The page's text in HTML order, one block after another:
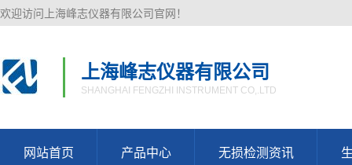
欢迎访问上海峰志仪器有限公司官网！
上海峰志仪器有限公司
SHANGHAI FENGZHI INSTRUMENT CO,.LTD
网站首页 产品中心 无损检测资讯